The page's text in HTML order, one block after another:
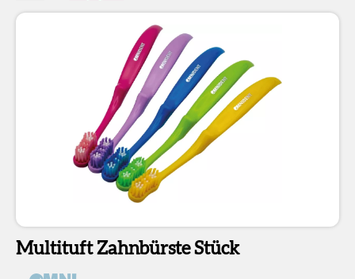
Bildergalerie überspringen
Multituft Zahnbürste Stück